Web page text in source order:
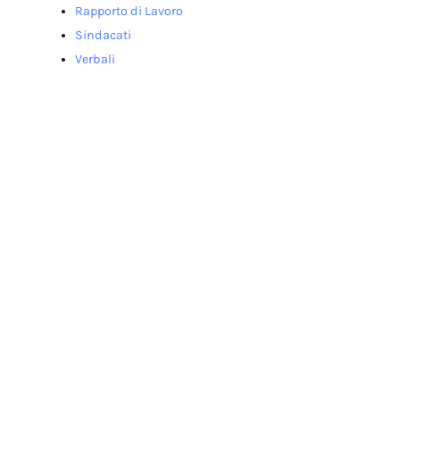
Rapporto di Lavoro
Sindacati
Verbali